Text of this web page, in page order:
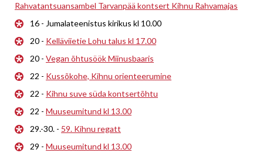
Rahvatantsuansambel Tarvanpää kontsert Kihnu Rahvamajas
16 - Jumalateenistus kirikus kl 10.00
20 - Kelläviietie Lohu talus kl 17.00
20 - Vegan õhtusöök Miinusbaaris
22 - Kussõkohe, Kihnu orienteerumine
22 - Kihnu suve süda kontsertõhtu
22 - Muuseumitund kl 13.00
29.-30. - 59. Kihnu regatt
29 - Muuseumitund kl 13.00